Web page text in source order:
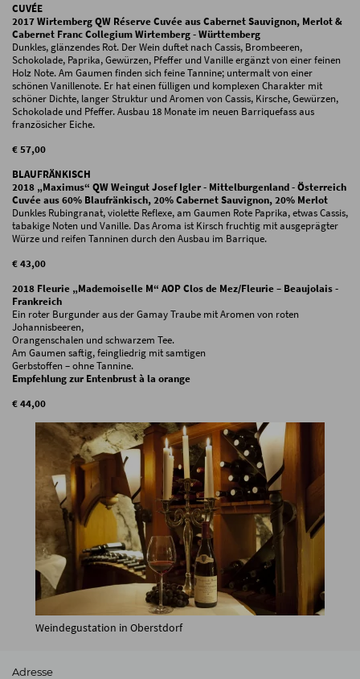
CUVÉE
2017 Wirtemberg QW Réserve Cuvée aus Cabernet Sauvignon, Merlot &
Cabernet Franc Collegium Wirtemberg - Württemberg
Dunkles, glänzendes Rot. Der Wein duftet nach Cassis, Brombeeren,
Schokolade, Paprika, Gewürzen, Pfeffer und Vanille ergänzt von einer feinen
Holz Note. Am Gaumen finden sich feine Tannine; untermalt von einer
schönen Vanillenote. Er hat einen fülligen und komplexen Charakter mit
schöner Dichte, langer Struktur und Aromen von Cassis, Kirsche, Gewürzen,
Schokolade und Pfeffer. Ausbau 18 Monate im neuen Barriquefass aus
französicher Eiche.
€ 57,00
BLAUFRÄNKISCH
2018 „Maximus“ QW Weingut Josef Igler - Mittelburgenland - Österreich
Cuvée aus 60% Blaufränkisch, 20% Cabernet Sauvignon, 20% Merlot
Dunkles Rubingranat, violette Reflexe, am Gaumen Rote Paprika, etwas Cassis,
tabakige Noten und Vanille. Das Aroma ist Kirsch fruchtig mit ausgeprägter
Würze und reifen Tanninen durch den Ausbau im Barrique.
€ 43,00
2018 Fleurie „Mademoiselle M“ AOP Clos de Mez/Fleurie – Beaujolais -
Frankreich
Ein roter Burgunder aus der Gamay Traube mit Aromen von roten
Johannisbeeren,
Orangenschalen und schwarzem Tee.
Am Gaumen saftig, feingliedrig mit samtigen
Gerbstoffen – ohne Tannine.
Empfehlung zur Entenbrust à la orange
€ 44,00
Weindegustation in Oberstdorf
Adresse